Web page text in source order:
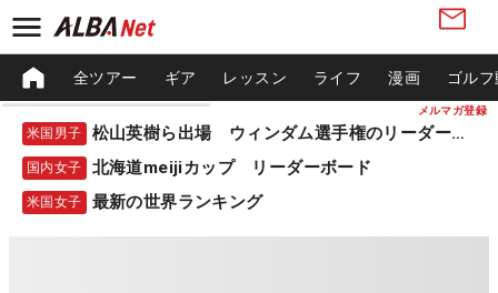
メルマガ登録
全ツアー ギア レッスン ライフ 漫画 ゴル
米国男子 松山英樹ら出場 ウィンダム選手権のリーダーボード
国内女子 北海道meijiカップ リーダーボード
米国女子 最新の世界ランキング